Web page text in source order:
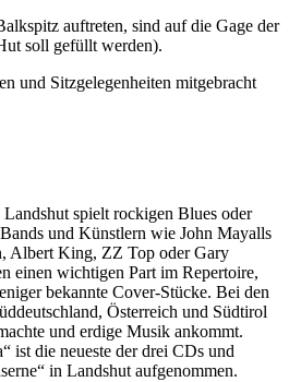
auftreten, sind auf die Gage der
soll gefüllt werden).
und Sitzgelegenheiten mitgebracht
spielt rockigen Blues oder
und Künstlern wie John Mayalls
Albert King, ZZ Top oder Gary
einen wichtigen Part im Repertoire,
bekannte Cover-Stücke. Bei den
Österreich und Südtirol
und erdige Musik ankommt.
ist die neueste der drei CDs und
in Landshut aufgenommen.